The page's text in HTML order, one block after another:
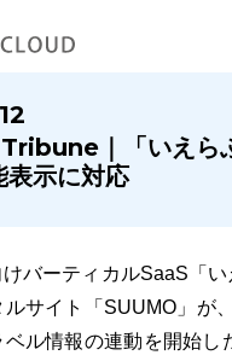
売買仲介
｜「いえら
表示に対応
バーティカルSaaS「い
サイト「SUUMO」が
ル情報の連動を開始し